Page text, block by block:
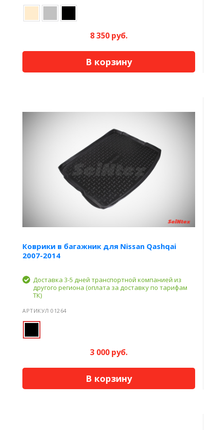
8 350 руб.
В корзину
Коврики в багажник для Nissan Qashqai
2007-2014
Доставка 3-5 дней транспортной компанией из
другого региона (оплата за доставку по тарифам
ТК)
АРТИКУЛ 01264
3 000 руб.
В корзину